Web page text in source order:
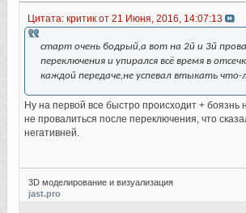
Цитата: критик от 21 Июня, 2016, 14:07:13
старт очень бодрый,а вот на 2й и 3й
переключения и упирался всё время в
каждой передаче,не успевал втыкать что-
Ну на первой все быстро происходит + боязнь
не провалиться после переключения, что
негативней.
3D моделирование и визуализация
jast.pro